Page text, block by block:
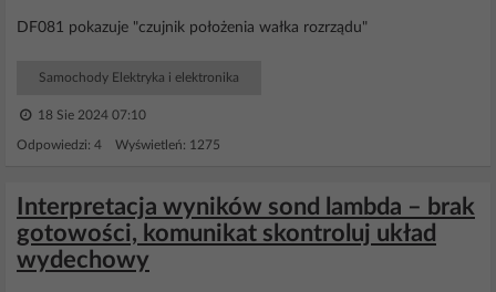
DF081 pokazuje "czujnik położenia wałka rozrządu"
Samochody Elektryka i elektronika
18 Sie 2024 07:10
Odpowiedzi: 4 Wyświetleń: 1275
Interpretacja wyników sond lambda – brak
gotowości, komunikat skontroluj układ
wydechowy